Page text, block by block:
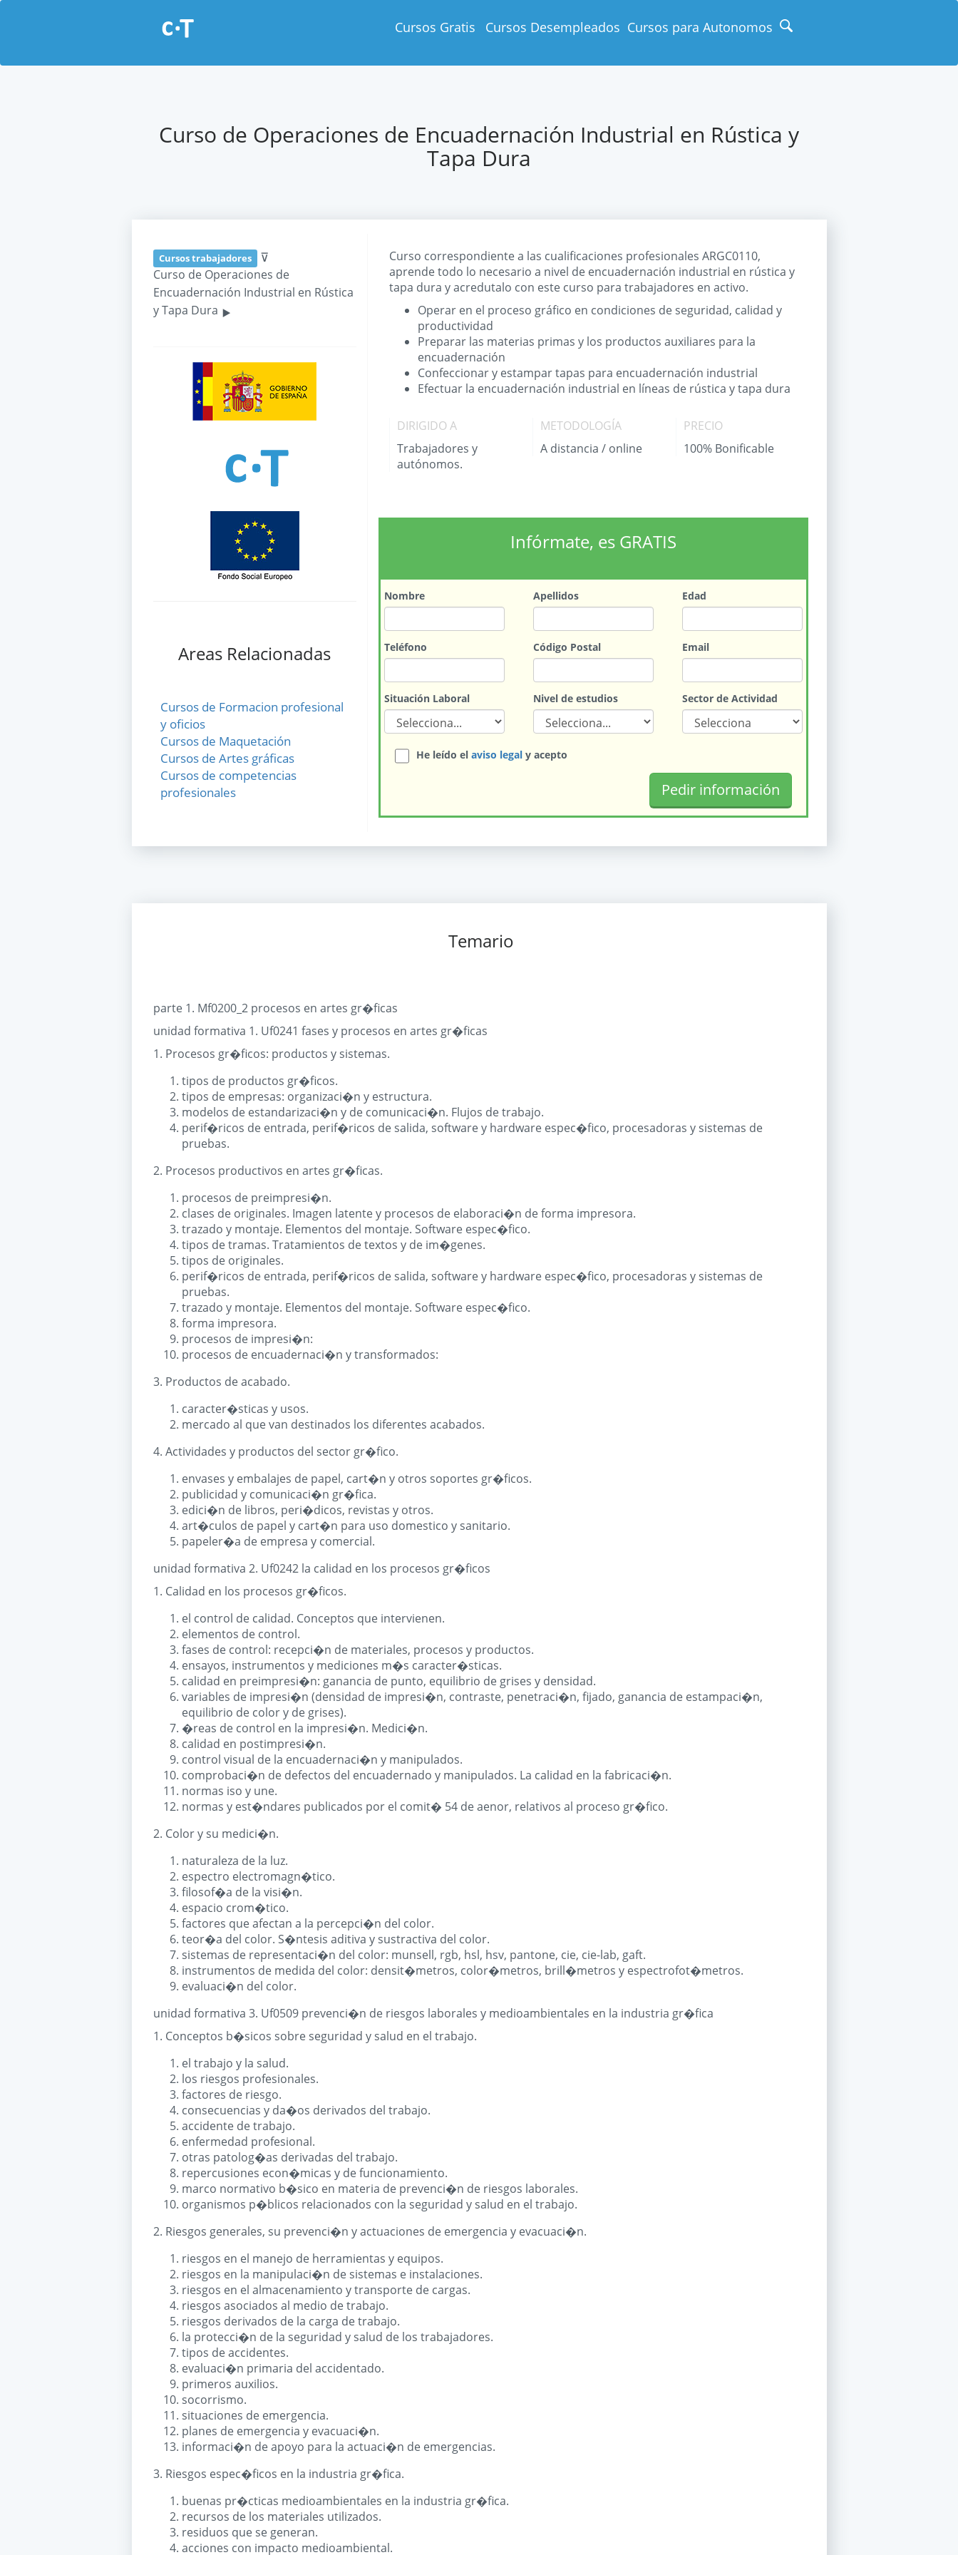
Cursos Gratis Cursos Desempleados Cursos para Autonomos
Curso de Operaciones de Encuadernación Industrial en Rústica y
Tapa Dura
Curso correspondiente a las cualificaciones profesionales ARGC0110,
aprende todo lo necesario a nivel de encuadernación industrial en rústica y
tapa dura y acredutalo con este curso para trabajadores en activo.
Operar en el proceso gráfico en condiciones de seguridad, calidad y
productividad
Preparar las materias primas y los productos auxiliares para la
encuadernación
Confeccionar y estampar tapas para encuadernación industrial
Efectuar la encuadernación industrial en líneas de rústica y tapa dura
DIRIGIDO A
Trabajadores y
autónomos.
METODOLOGÍA
A distancia / online
PRECIO
100% Bonificable
Infórmate, es GRATIS
Nombre Apellidos Edad
Teléfono Código Postal Email
Situación Laboral Nivel de estudios Sector de Actividad
He leído elaviso legal y acepto
Cursos trabajadores ⊽
Curso de Operaciones de
Encuadernación Industrial en Rústica
y Tapa Dura ‣
Areas Relacionadas
Cursos de Formacion profesional
y oficios
Cursos de Maquetación
Cursos de Artes gráficas
Cursos de competencias
profesionales
Temario
parte 1. Mf0200_2 procesos en artes gr�ficas
unidad formativa 1. Uf0241 fases y procesos en artes gr�ficas
1. Procesos gr�ficos: productos y sistemas.
tipos de productos gr�ficos.
tipos de empresas: organizaci�n y estructura.
modelos de estandarizaci�n y de comunicaci�n. Flujos de trabajo.
perif�ricos de entrada, perif�ricos de salida, software y hardware espec�fico, procesadoras y sistemas de
pruebas.
2. Procesos productivos en artes gr�ficas.
procesos de preimpresi�n.
clases de originales. Imagen latente y procesos de elaboraci�n de forma impresora.
trazado y montaje. Elementos del montaje. Software espec�fico.
tipos de tramas. Tratamientos de textos y de im�genes.
tipos de originales.
perif�ricos de entrada, perif�ricos de salida, software y hardware espec�fico, procesadoras y sistemas de
pruebas.
trazado y montaje. Elementos del montaje. Software espec�fico.
forma impresora.
procesos de impresi�n:
procesos de encuadernaci�n y transformados:
3. Productos de acabado.
caracter�sticas y usos.
mercado al que van destinados los diferentes acabados.
4. Actividades y productos del sector gr�fico.
envases y embalajes de papel, cart�n y otros soportes gr�ficos.
publicidad y comunicaci�n gr�fica.
edici�n de libros, peri�dicos, revistas y otros.
art�culos de papel y cart�n para uso domestico y sanitario.
papeler�a de empresa y comercial.
unidad formativa 2. Uf0242 la calidad en los procesos gr�ficos
1. Calidad en los procesos gr�ficos.
el control de calidad. Conceptos que intervienen.
elementos de control.
fases de control: recepci�n de materiales, procesos y productos.
ensayos, instrumentos y mediciones m�s caracter�sticas.
calidad en preimpresi�n: ganancia de punto, equilibrio de grises y densidad.
variables de impresi�n (densidad de impresi�n, contraste, penetraci�n, fijado, ganancia de estampaci�n,
equilibrio de color y de grises).
�reas de control en la impresi�n. Medici�n.
calidad en postimpresi�n.
control visual de la encuadernaci�n y manipulados.
comprobaci�n de defectos del encuadernado y manipulados. La calidad en la fabricaci�n.
normas iso y une.
normas y est�ndares publicados por el comit� 54 de aenor, relativos al proceso gr�fico.
2. Color y su medici�n.
naturaleza de la luz.
espectro electromagn�tico.
filosof�a de la visi�n.
espacio crom�tico.
factores que afectan a la percepci�n del color.
teor�a del color. S�ntesis aditiva y sustractiva del color.
sistemas de representaci�n del color: munsell, rgb, hsl, hsv, pantone, cie, cie-lab, gaft.
instrumentos de medida del color: densit�metros, color�metros, brill�metros y espectrofot�metros.
evaluaci�n del color.
unidad formativa 3. Uf0509 prevenci�n de riesgos laborales y medioambientales en la industria gr�fica
1. Conceptos b�sicos sobre seguridad y salud en el trabajo.
el trabajo y la salud.
los riesgos profesionales.
factores de riesgo.
consecuencias y da�os derivados del trabajo.
accidente de trabajo.
enfermedad profesional.
otras patolog�as derivadas del trabajo.
repercusiones econ�micas y de funcionamiento.
marco normativo b�sico en materia de prevenci�n de riesgos laborales.
organismos p�blicos relacionados con la seguridad y salud en el trabajo.
2. Riesgos generales, su prevenci�n y actuaciones de emergencia y evacuaci�n.
riesgos en el manejo de herramientas y equipos.
riesgos en la manipulaci�n de sistemas e instalaciones.
riesgos en el almacenamiento y transporte de cargas.
riesgos asociados al medio de trabajo.
riesgos derivados de la carga de trabajo.
la protecci�n de la seguridad y salud de los trabajadores.
tipos de accidentes.
evaluaci�n primaria del accidentado.
primeros auxilios.
socorrismo.
situaciones de emergencia.
planes de emergencia y evacuaci�n.
informaci�n de apoyo para la actuaci�n de emergencias.
3. Riesgos espec�ficos en la industria gr�fica.
buenas pr�cticas medioambientales en la industria gr�fica.
recursos de los materiales utilizados.
residuos que se generan.
acciones con impacto medioambiental.